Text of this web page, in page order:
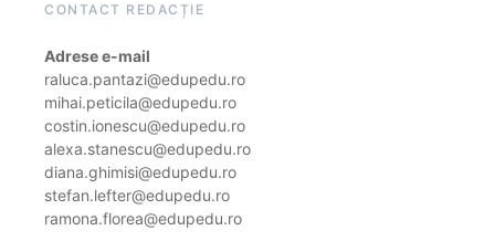
CONTACT REDACȚIE
Adrese e-mail
raluca.pantazi@edupedu.ro
mihai.peticila@edupedu.ro
costin.ionescu@edupedu.ro
alexa.stanescu@edupedu.ro
diana.ghimisi@edupedu.ro
stefan.lefter@edupedu.ro
ramona.florea@edupedu.ro